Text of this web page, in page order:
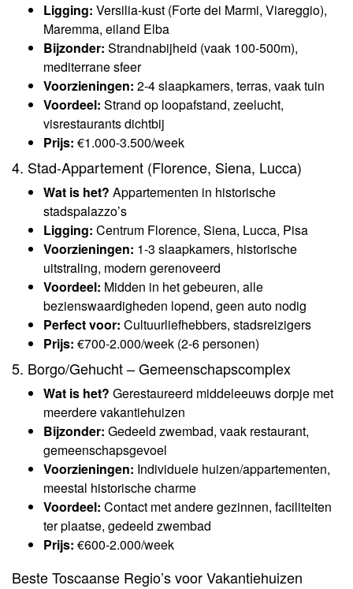
Ligging: Versilia-kust (Forte dei Marmi, Viareggio),
Maremma, eiland Elba
Bijzonder: Strandnabijheid (vaak 100-500m),
mediterrane sfeer
Voorzieningen: 2-4 slaapkamers, terras, vaak tuin
Voordeel: Strand op loopafstand, zeelucht,
visrestaurants dichtbij
Prijs: €1.000-3.500/week
4. Stad-Appartement (Florence, Siena, Lucca)
Wat is het? Appartementen in historische
stadspalazzo’s
Ligging: Centrum Florence, Siena, Lucca, Pisa
Voorzieningen: 1-3 slaapkamers, historische
uitstraling, modern gerenoveerd
Voordeel: Midden in het gebeuren, alle
bezienswaardigheden lopend, geen auto nodig
Perfect voor: Cultuurliefhebbers, stadsreizigers
Prijs: €700-2.000/week (2-6 personen)
5. Borgo/Gehucht – Gemeenschapscomplex
Wat is het? Gerestaureerd middeleeuws dorpje met
meerdere vakantiehuizen
Bijzonder: Gedeeld zwembad, vaak restaurant,
gemeenschapsgevoel
Voorzieningen: Individuele huizen/appartementen,
meestal historische charme
Voordeel: Contact met andere gezinnen, faciliteiten
ter plaatse, gedeeld zwembad
Prijs: €600-2.000/week
Beste Toscaanse Regio’s voor Vakantiehuizen